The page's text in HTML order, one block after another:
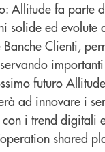
Allitude fa parte
solide ed evolute
Clienti,
futuro
ad innovare i
i trend digitali
shared